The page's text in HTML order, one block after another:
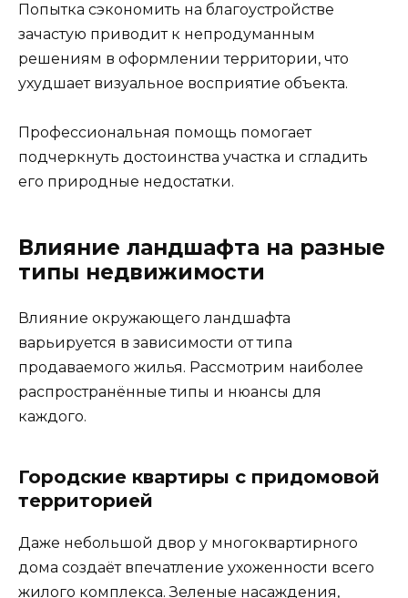
Попытка сэкономить на благоустройстве
зачастую приводит к непродуманным
решениям в оформлении территории, что
ухудшает визуальное восприятие объекта.
Профессиональная помощь помогает
подчеркнуть достоинства участка и сгладить
его природные недостатки.
Влияние ландшафта на разные
типы недвижимости
Влияние окружающего ландшафта
варьируется в зависимости от типа
продаваемого жилья. Рассмотрим наиболее
распространённые типы и нюансы для
каждого.
Городские квартиры с придомовой
территорией
Даже небольшой двор у многоквартирного
дома создаёт впечатление ухоженности всего
жилого комплекса. Зеленые насаждения,